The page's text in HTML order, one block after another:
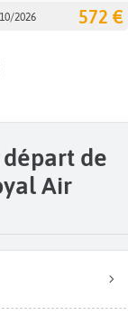
2026 572 €
de
Air